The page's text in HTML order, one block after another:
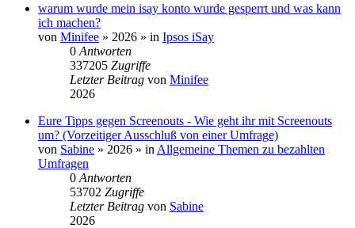
warum wurde mein isay konto wurde gesperrt und was kann
ich machen?
von Minifee » 2026 » in Ipsos iSay
0 Antworten
337205 Zugriffe
Letzter Beitrag von Minifee
2026
Eure Tipps gegen Screenouts - Wie geht ihr mit Screenouts
um? (Vorzeitiger Ausschluß von einer Umfrage)
von Sabine » 2026 » in Allgemeine Themen zu bezahlten
Umfragen
0 Antworten
53702 Zugriffe
Letzter Beitrag von Sabine
2026